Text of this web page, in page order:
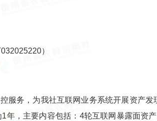
）
服务，为我社互联网业务系统开展资产
年，主要内容包括：4轮互联网暴露面资